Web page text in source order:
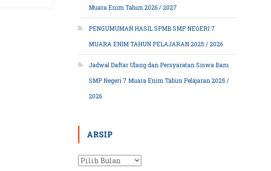
Muara Enim Tahun 2026 / 2027
PENGUMUMAN HASIL SPMB SMP NEGERI 7
MUARA ENIM TAHUN PELAJARAN 2025 / 2026
Jadwal Daftar Ulang dan Persyaratan Siswa Baru
SMP Negeri 7 Muara Enim Tahun Pelajaran 2025 /
2026
ARSIP
Arsip